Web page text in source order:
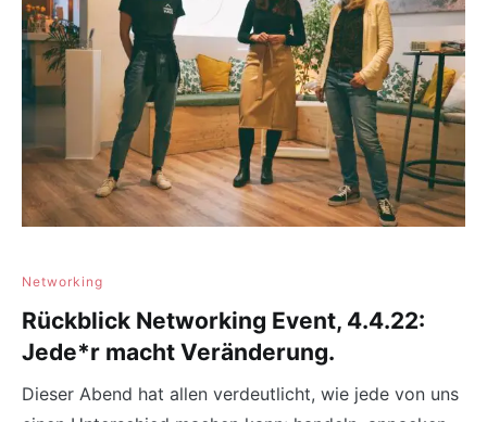
Networking
Rückblick Networking Event, 4.4.22:
Jede*r macht Veränderung.
Dieser Abend hat allen verdeutlicht, wie jede von uns